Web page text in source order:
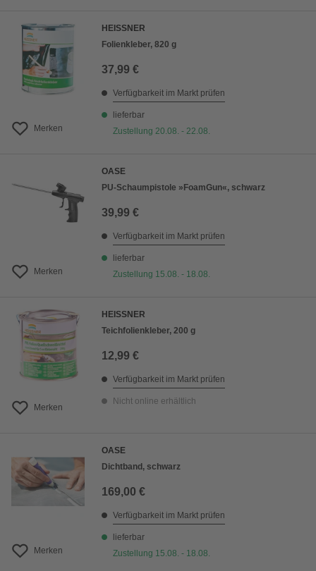
Merken
HEISSNER
Folienkleber, 820 g
37,99 €
Verfügbarkeit im Markt prüfen
lieferbar
Zustellung 20.08. - 22.08.
Merken
OASE
PU-Schaumpistole »FoamGun«, schwarz
39,99 €
Verfügbarkeit im Markt prüfen
lieferbar
Zustellung 15.08. - 18.08.
Merken
HEISSNER
Teichfolienkleber, 200 g
12,99 €
Verfügbarkeit im Markt prüfen
Nicht online erhältlich
Merken
OASE
Dichtband, schwarz
169,00 €
Verfügbarkeit im Markt prüfen
lieferbar
Zustellung 15.08. - 18.08.